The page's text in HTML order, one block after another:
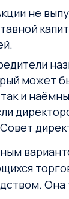
не
может
и
Она